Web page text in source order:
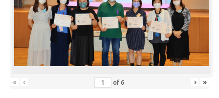
« ‹ of 6 › »